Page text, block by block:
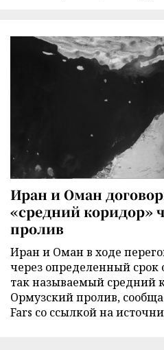
Иран и Оман
«средний коридор»
пролив
Иран и Оман в ходе
через определенный срок
так называемый средний
Ормузский пролив,
Fars со ссылкой на